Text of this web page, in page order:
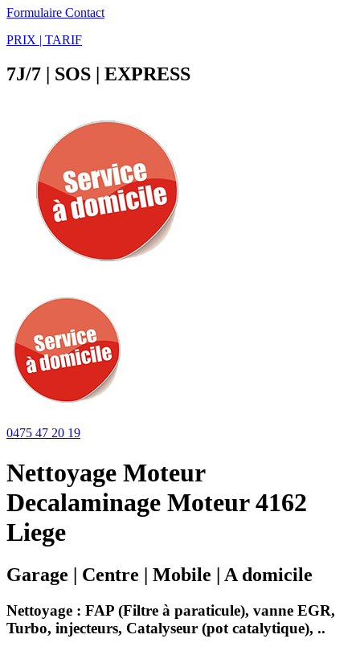
Formulaire Contact
PRIX | TARIF
7J/7 | SOS | EXPRESS
0475 47 20 19
Nettoyage Moteur
Decalaminage Moteur 4162
Liege
Garage | Centre | Mobile | A domicile
Nettoyage : FAP (Filtre à paraticule), vanne EGR,
Turbo, injecteurs, Catalyseur (pot catalytique), ..